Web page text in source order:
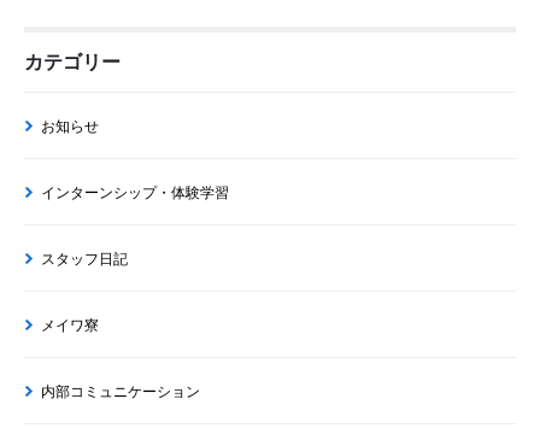
カテゴリー
お知らせ
インターンシップ・体験学習
スタッフ日記
メイワ寮
内部コミュニケーション